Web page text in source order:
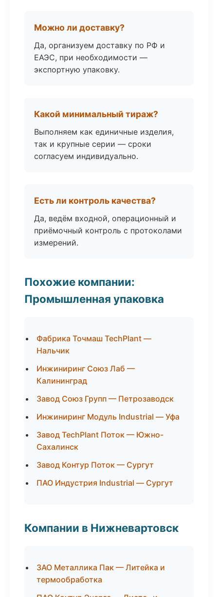
Можно ли доставку?
Да, организуем доставку по РФ и
ЕАЭС, при необходимости —
экспортную упаковку.
Какой минимальный тираж?
Выполняем как единичные изделия,
так и крупные серии — сроки
согласуем индивидуально.
Есть ли контроль качества?
Да, ведём входной, операционный и
приёмочный контроль с протоколами
измерений.
Похожие компании:
Промышленная упаковка
Фабрика Точмаш TechPlant —
Нальчик
Инжиниринг Союз Лаб —
Калининград
Завод Союз Групп — Петрозаводск
Инжиниринг Модуль Industrial — Уфа
Завод TechPlant Поток — Южно-
Сахалинск
Завод Контур Поток — Сургут
ПАО Индустрия Industrial — Сургут
Компании в Нижневартовск
ЗАО Металлика Пак — Литейка и
термообработка